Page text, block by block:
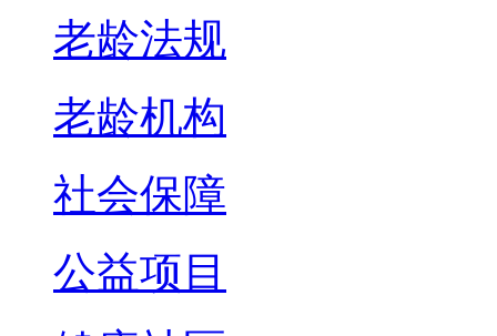
老龄法规
老龄机构
社会保障
公益项目